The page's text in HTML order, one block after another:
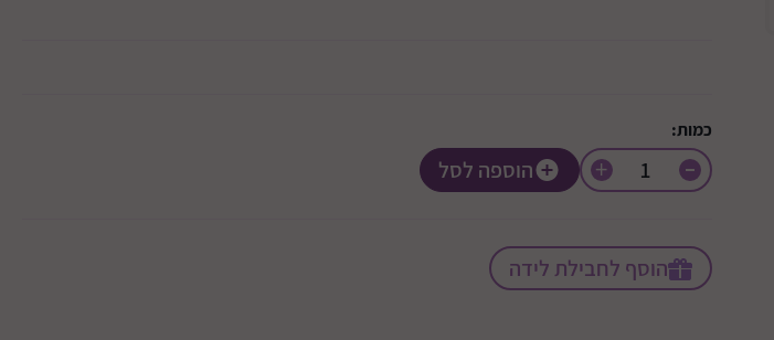
כמות:
+ הוספה לסל
הוסף לחבילת לידה